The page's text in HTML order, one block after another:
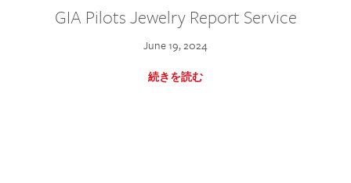
GIA Pilots Jewelry Report Service
June 19, 2024
続きを読む